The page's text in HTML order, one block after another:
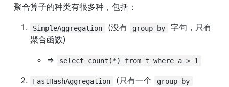
聚合算子的种类有很多种，包括：
SimpleAggregation (没有 group by
字句，只有
聚合函数)
=>
select count(*) from t where a > 1
FastHashAggregation (只有一个 group by